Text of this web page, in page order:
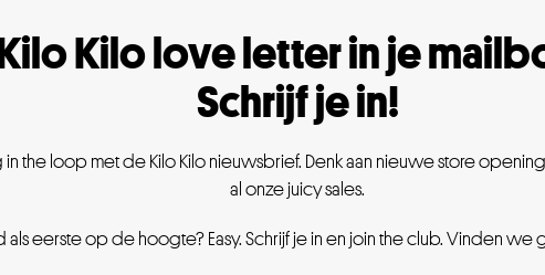
Kilo love letter in je
Schrijf je in!
the loop met de Kilo Kilo nieuwsbrief. Denk aan nieuwe store
al onze juicy sales.
als eerste op de hoogte? Easy. Schrijf je in en join the club. Vinden we